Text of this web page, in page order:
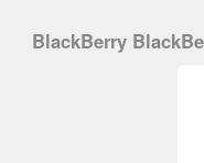
BlackBerry